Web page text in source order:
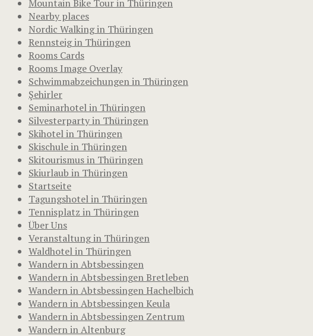
Mountain Bike Tour in Thüringen
Nearby places
Nordic Walking in Thüringen
Rennsteig in Thüringen
Rooms Cards
Rooms Image Overlay
Schwimmabzeichungen in Thüringen
Şehirler
Seminarhotel in Thüringen
Silvesterparty in Thüringen
Skihotel in Thüringen
Skischule in Thüringen
Skitourismus in Thüringen
Skiurlaub in Thüringen
Startseite
Tagungshotel in Thüringen
Tennisplatz in Thüringen
Über Uns
Veranstaltung in Thüringen
Waldhotel in Thüringen
Wandern in Abtsbessingen
Wandern in Abtsbessingen Bretleben
Wandern in Abtsbessingen Hachelbich
Wandern in Abtsbessingen Keula
Wandern in Abtsbessingen Zentrum
Wandern in Altenburg